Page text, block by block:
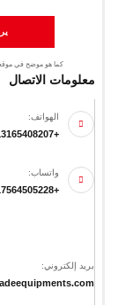
كما هو موضح في
معلومات الاتصال
الهواتف:
+8613165408207
واتساب:
+8617564505228
بريد إلكتروني: